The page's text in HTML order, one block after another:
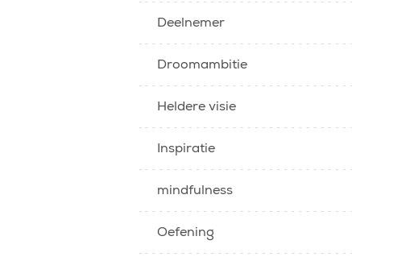
Deelnemer
Droomambitie
Heldere visie
Inspiratie
mindfulness
Oefening